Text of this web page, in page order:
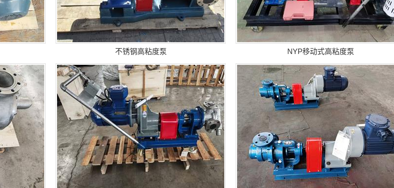
不锈钢高粘度泵 NYP移动式高粘度泵